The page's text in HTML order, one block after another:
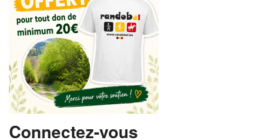
SE CONNECTER
INSCRIPTION GRATUITE
MOT DE PASSE OUBLIÉ
Connectez-vous